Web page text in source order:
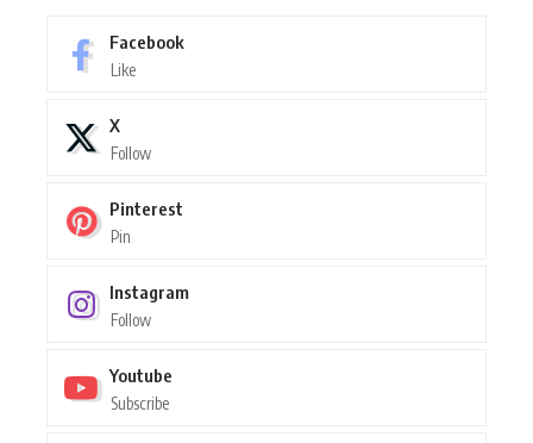
Facebook
Like
X
Follow
Pinterest
Pin
Instagram
Follow
Youtube
Subscribe